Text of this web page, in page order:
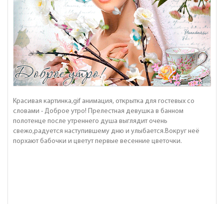
Красивая картинка,gif анимация, открытка для гостевых со
словами - Доброе утро! Прелестная девушка в банном
полотенце после утреннего душа выглядит очень
свежо,радуется наступившему дню и улыбается.Вокруг неё
порхают бабочки и цветут первые весенние цветочки.